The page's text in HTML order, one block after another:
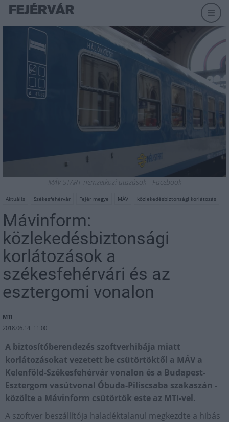
MÁV-START nemzetközi utazások - Facebook
Aktuális Székesfehérvár Fejér megye MÁV közlekedésbiztonsági korlátozás
Mávinform:
közlekedésbiztonsági
korlátozások a
székesfehérvári és az
esztergomi vonalon
MTI
2018.06.14. 11:00
A biztosítóberendezés szoftverhibája miatt
korlátozásokat vezetett be csütörtöktől a MÁV a
Kelenföld-Székesfehérvár vonalon és a Budapest-
Esztergom vasútvonal Óbuda-Piliscsaba szakaszán -
közölte a Mávinform csütörtök este az MTI-vel.
A szoftver beszállítója haladéktalanul megkezdte a hibás